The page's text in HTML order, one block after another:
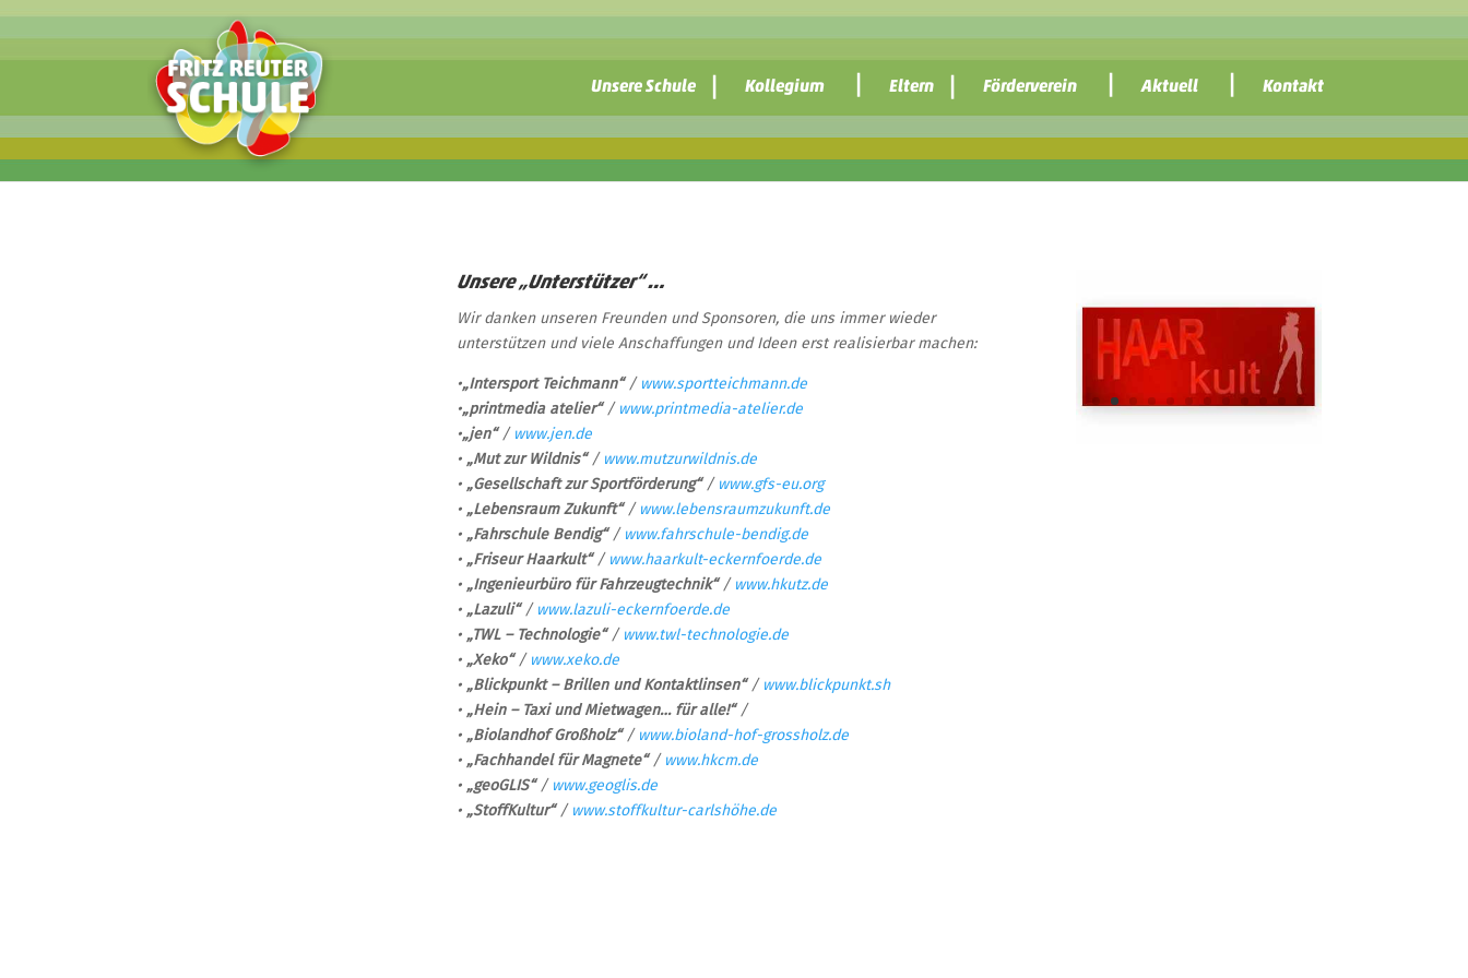
Unsere Schule Kollegium Eltern Förderverein Aktuell Kontakt
Unsere „Unterstützer“ …
Wir danken unseren Freunden und Sponsoren, die uns immer wieder
unterstützen und viele Anschaffungen und Ideen erst realisierbar machen:
•„Intersport Teichmann“/ www.sportteichmann.de
•„printmedia atelier“/ www.printmedia-atelier.de
•„jen“/ www.jen.de
• „Mut zur Wildnis“/ www.mutzurwildnis.de
• „Gesellschaft zur Sportförderung“/ www.gfs-eu.org
• „Lebensraum Zukunft“/ www.lebensraumzukunft.de
• „Fahrschule Bendig“/ www.fahrschule-bendig.de
• „Friseur Haarkult“/ www.haarkult-eckernfoerde.de
• „Ingenieurbüro für Fahrzeugtechnik“/ www.hkutz.de
• „Lazuli“/ www.lazuli-eckernfoerde.de
• „TWL – Technologie“/ www.twl-technologie.de
• „Xeko“/ www.xeko.de
• „Blickpunkt – Brillen und Kontaktlinsen“/ www.blickpunkt.sh
• „Hein – Taxi und Mietwagen… für alle!“/
• „Biolandhof Großholz“/ www.bioland-hof-grossholz.de
• „Fachhandel für Magnete“/ www.hkcm.de
• „geoGLIS“/ www.geoglis.de
• „StoffKultur“/ www.stoffkultur-carlshöhe.de